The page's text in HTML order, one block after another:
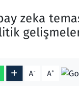
zeka
A- A+